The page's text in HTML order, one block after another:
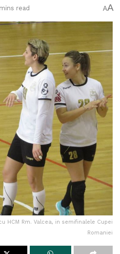
read AA
HCM Rm. Valcea, in semifinalele Cupei
Romaniei